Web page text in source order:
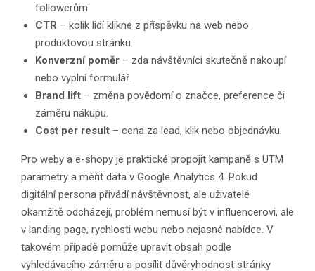
followerům.
CTR – kolik lidí klikne z příspěvku na web nebo
produktovou stránku.
Konverzní poměr – zda návštěvníci skutečně nakoupí
nebo vyplní formulář.
Brand lift – změna povědomí o značce, preference či
záměru nákupu.
Cost per result – cena za lead, klik nebo objednávku.
Pro weby a e-shopy je praktické propojit kampaně s UTM
parametry a měřit data v Google Analytics 4. Pokud
digitální persona přivádí návštěvnost, ale uživatelé
okamžitě odcházejí, problém nemusí být v influencerovi, ale
v landing page, rychlosti webu nebo nejasné nabídce. V
takovém případě pomůže upravit obsah podle
vyhledávacího záměru a posílit důvěryhodnost stránky